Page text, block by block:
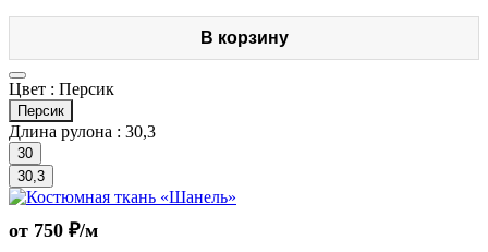
В корзину
Цвет : Персик
Персик
Длина рулона : 30,3
30
30,3
от 750 ₽/м